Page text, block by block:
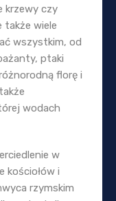
krzewy czy
także wiele
wszystkim, od
ptaki
florę i
wodach
w
kościołów i
rzymskim